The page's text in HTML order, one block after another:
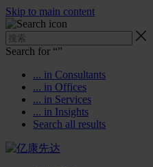
Skip to main content
Search for “”
... in Consultants
... in Offices
... in Services
... in Insights
Search all results